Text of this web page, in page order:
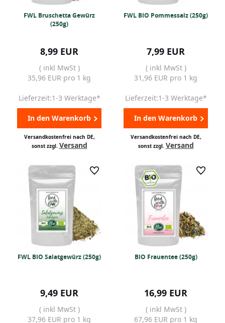
FWL Bruschetta Gewürz
(250g)
8,99 EUR
( inkl MwSt )
35,96 EUR pro 1 kg
Lieferzeit:1-3 Werktage*
In den Warenkorb
Versandkostenfrei nach DE,
sonst zzgl. Versand
FWL BIO Pommessalz (250g)
7,99 EUR
( inkl MwSt )
31,96 EUR pro 1 kg
Lieferzeit:1-3 Werktage*
In den Warenkorb
Versandkostenfrei nach DE,
sonst zzgl. Versand
FWL BIO Salatgewürz (250g)
9,49 EUR
( inkl MwSt )
37,96 EUR pro 1 kg
BIO Frauentee (250g)
16,99 EUR
( inkl MwSt )
67,96 EUR pro 1 kg